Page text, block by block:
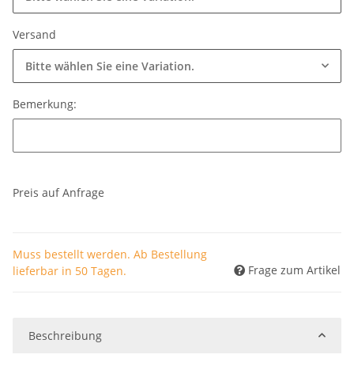
Versand
Bitte wählen Sie eine Variation.
Bemerkung:
Preis auf Anfrage
Muss bestellt werden. Ab Bestellung
lieferbar in 50 Tagen.
Frage zum Artikel
Beschreibung